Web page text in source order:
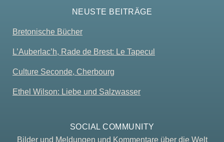
NEUSTE BEITRÄGE
Bretonische Bücher
L’Auberlac’h, Rade de Brest: Le Tapecul
Culture Seconde, Cherbourg
Ethel Wilson: Liebe und Salzwasser
SOCIAL COMMUNITY
Bilder und Meldungen und Kommentare über die Welt